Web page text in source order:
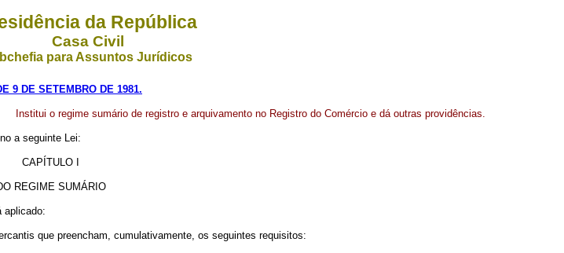
da República
Casa Civil
para Assuntos Jurídicos
9 DE SETEMBRO DE 1981.
Institui o regime sumário de registro e arquivamento no Registro do Comércio e dá outras providências.
a seguinte Lei:
CAPÍTULO I
REGIME SUMÁRIO
aplicado:
que preencham, cumulativamente, os seguintes requisitos: